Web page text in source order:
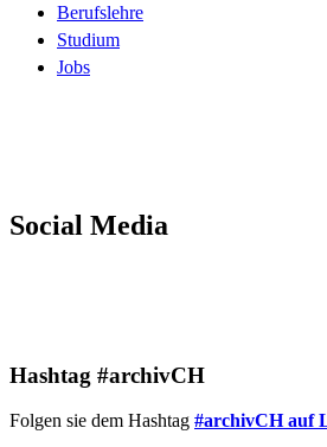
Berufslehre
Studium
Jobs
Social Media
Hashtag #archivCH
Folgen sie dem Hashtag #archivCH auf